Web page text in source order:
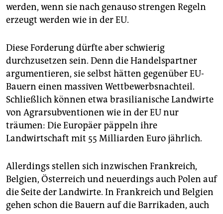
werden, wenn sie nach genauso strengen Regeln
erzeugt werden wie in der EU.
Diese Forderung dürfte aber schwierig
durchzusetzen sein. Denn die Handelspartner
argumentieren, sie selbst hätten gegenüber EU-
Bauern einen massiven Wettbewerbsnachteil.
Schließlich können etwa brasilianische Landwirte
von Agrarsubventionen wie in der EU nur
träumen: Die Europäer päppeln ihre
Landwirtschaft mit 55 Milliarden Euro jährlich.
Allerdings stellen sich inzwischen Frankreich,
Belgien, Österreich und neuerdings auch Polen auf
die Seite der Landwirte. In Frankreich und Belgien
gehen schon die Bauern auf die Barrikaden, auch